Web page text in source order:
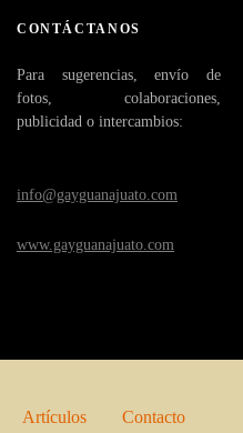
CONTÁCTANOS
Para sugerencias, envío de
fotos, colaboraciones,
publicidad o intercambios:
info@gayguanajuato.com
www.gayguanajuato.com
Artículos Contacto